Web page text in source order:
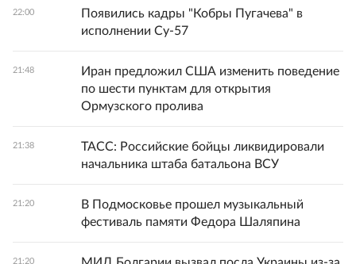
22:00
Появились кадры "Кобры Пугачева" в
исполнении Су-57
21:48
Иран предложил США изменить поведение
по шести пунктам для открытия
Ормузского пролива
21:38
ТАСС: Российские бойцы ликвидировали
начальника штаба батальона ВСУ
21:20
В Подмосковье прошел музыкальный
фестиваль памяти Федора Шаляпина
21:20